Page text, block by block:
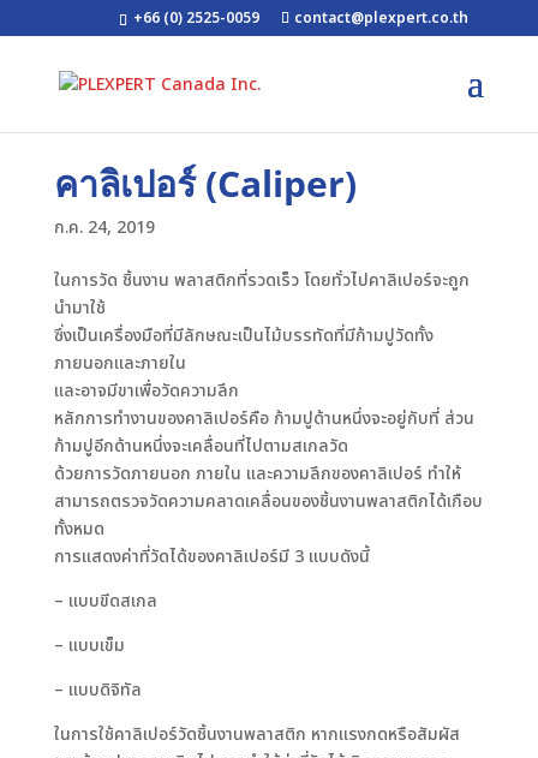
+66 (0) 2525-0059 contact@plexpert.co.th
คาลิเปอร์ (Caliper)
ก.ค. 24, 2019
ในการวัด ชิ้นงาน พลาสติกที่รวดเร็ว โดยทั่วไปคาลิเปอร์จะถูก
นำมาใช้
ซึ่งเป็นเครื่องมือที่มีลักษณะเป็นไม้บรรทัดที่มีก้ามปูวัดทั้ง
ภายนอกและภายใน
และอาจมีขาเพื่อวัดความลึก
หลักการทำงานของคาลิเปอร์คือ ก้ามปูด้านหนึ่งจะอยู่กับที่ ส่วน
ก้ามปูอีกด้านหนึ่งจะเคลื่อนที่ไปตามสเกลวัด
ด้วยการวัดภายนอก ภายใน และความลึกของคาลิเปอร์ ทำให้
สามารถตรวจวัดความคลาดเคลื่อนของชิ้นงานพลาสติกได้เกือบ
ทั้งหมด
การแสดงค่าที่วัดได้ของคาลิเปอร์มี 3 แบบดังนี้
– แบบขีดสเกล
– แบบเข็ม
– แบบดิจิทัล
ในการใช้คาลิเปอร์วัดชิ้นงานพลาสติก หากแรงกดหรือสัมผัส